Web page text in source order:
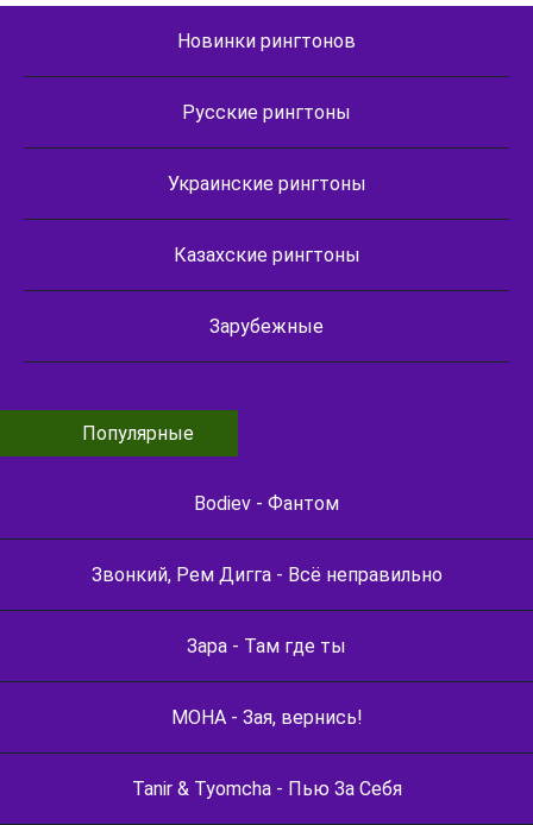
Новинки рингтонов
Русские рингтоны
Украинские рингтоны
Казахские рингтоны
Зарубежные
Популярные
Bodiev - Фантом
Звонкий, Рем Дигга - Всё неправильно
Зара - Там где ты
МОНА - Зая, вернись!
Tanir & Tyomcha - Пью За Себя